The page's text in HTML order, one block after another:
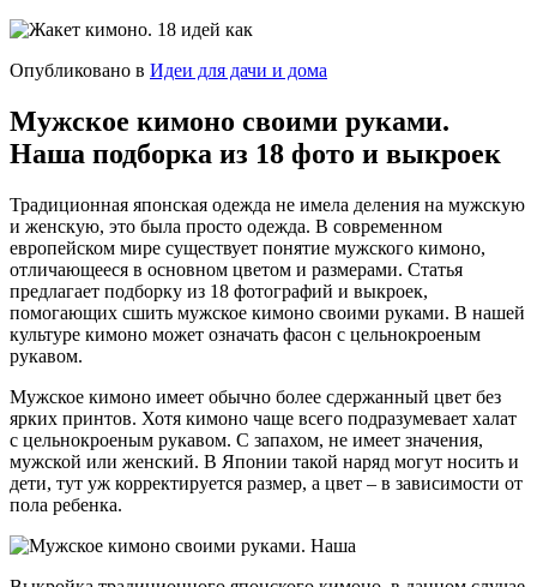
Опубликовано в Идеи для дачи и дома
Мужское кимоно своими руками.
Наша подборка из 18 фото и выкроек
Традиционная японская одежда не имела деления на мужскую
и женскую, это была просто одежда. В современном
европейском мире существует понятие мужского кимоно,
отличающееся в основном цветом и размерами. Статья
предлагает подборку из 18 фотографий и выкроек,
помогающих сшить мужское кимоно своими руками. В нашей
культуре кимоно может означать фасон с цельнокроеным
рукавом.
Мужское кимоно имеет обычно более сдержанный цвет без
ярких принтов. Хотя кимоно чаще всего подразумевает халат
с цельнокроеным рукавом. С запахом, не имеет значения,
мужской или женский. В Японии такой наряд могут носить и
дети, тут уж корректируется размер, а цвет – в зависимости от
пола ребенка.